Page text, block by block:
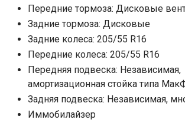
Передние тормоза: Дисковые
Задние тормоза: Дисковые
Задние колеса: 205/55 R16
Передние колеса: 205/55 R16
Передняя подвеска: Независимая,
амортизационная стойка типа
Задняя подвеска: Независимая,
Иммобилайзер